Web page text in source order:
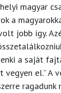
magyar
a
jobb így.
a saját
el.” A
ragadunk